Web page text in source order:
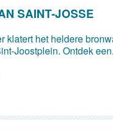
SAINT-JOSSE
klatert het heldere
Joostplein. Ontdek